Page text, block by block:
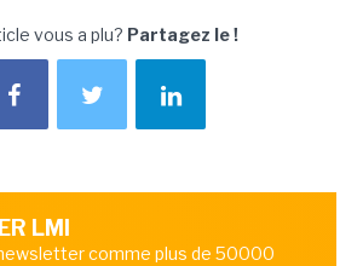
vous a plu? Partagez le !
LMI
comme plus de 50000